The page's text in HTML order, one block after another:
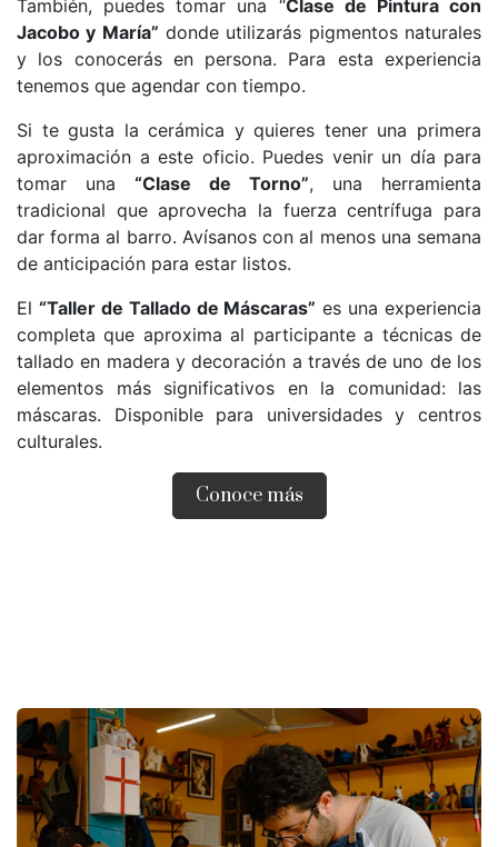
También, puedes tomar una “Clase de Pintura con
Jacobo y María” donde utilizarás pigmentos naturales
y los conocerás en persona. Para esta experiencia
tenemos que agendar con tiempo.
Si te gusta la cerámica y quieres tener una primera
aproximación a este oficio. Puedes venir un día para
tomar una “Clase de Torno”, una herramienta
tradicional que aprovecha la fuerza centrífuga para
dar forma al barro. Avísanos con al menos una semana
de anticipación para estar listos.
El “Taller de Tallado de Máscaras” es una experiencia
completa que aproxima al participante a técnicas de
tallado en madera y decoración a través de uno de los
elementos más significativos en la comunidad: las
máscaras. Disponible para universidades y centros
culturales.
Conoce más